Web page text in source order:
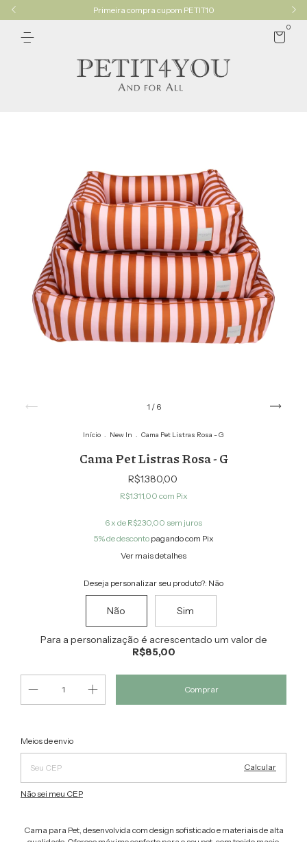
Primeira compra cupom PETIT10
0
1 / 6
Início . New In . Cama Pet Listras Rosa - G
Cama Pet Listras Rosa - G
R$1.380,00
R$1.311,00 com Pix
6x de R$230,00 sem juros
5% de descontopagando com Pix
Ver mais detalhes
Deseja personalizar seu produto?: Não
Não Sim
Para a personalização é acrescentado um valor de
R$85,00
Entregas para o CEP:
Meios de envio
Calcular
Não sei meu CEP
Cama para Pet, desenvolvida com design sofisticado e materiais de alta